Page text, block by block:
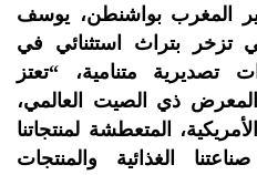
المغرب بواشنطن، يوسف
تزخر بتراث استثنائي في
متنامية، “تعتز
ذي الصيت العالمي،
المتعطشة لمنتجاتنا
الغذائية والمنتجات